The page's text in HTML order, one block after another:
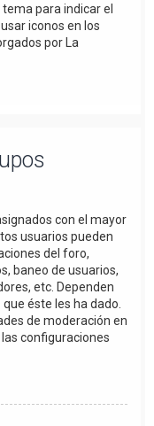
para indicar el
iconos en los
por La
con el mayor
usuarios pueden
del foro,
baneo de usuarios,
etc. Dependen
éste les ha dado.
de moderación en
configuraciones